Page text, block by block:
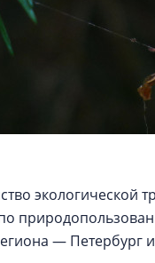
экологической
— Петербург